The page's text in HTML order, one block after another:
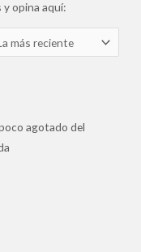
y opina aquí:
agotado del